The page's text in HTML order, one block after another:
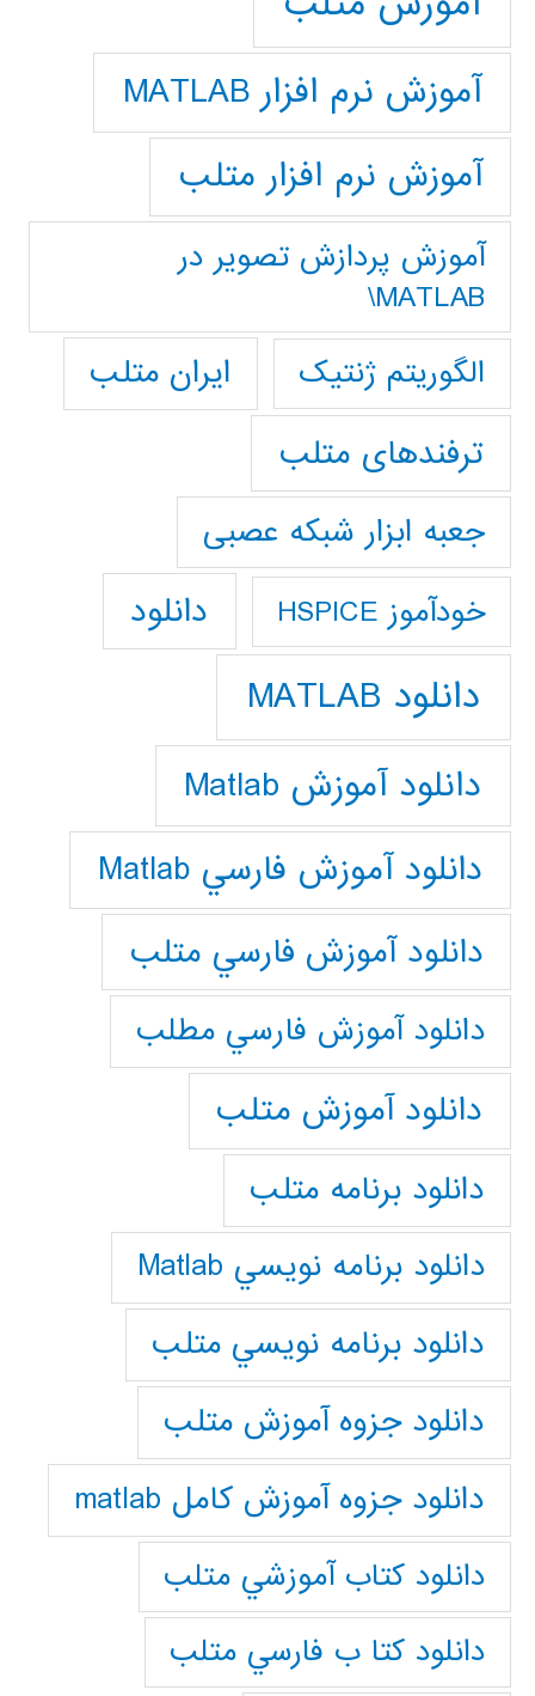
آموزش نرم افزار MATLAB
آموزش نرم افزار متلب
آموزش پردازش تصوير در
MATLAB\
الگوریتم ژنتیک
ایران متلب
ترفندهای متلب
جعبه ابزار شبکه عصبی
خودآموز HSPICE دانلود
دانلود MATLAB
دانلود آموزش Matlab
دانلود آموزش فارسي Matlab
دانلود آموزش فارسي متلب
دانلود آموزش فارسي مطلب
دانلود آموزش متلب
دانلود برنامه متلب
دانلود برنامه نويسي Matlab
دانلود برنامه نويسي متلب
دانلود جزوه آموزش متلب
دانلود جزوه آموزش کامل matlab
دانلود كتاب آموزشي متلب
دانلود كتا ب فارسي متلب